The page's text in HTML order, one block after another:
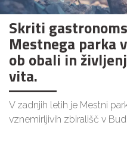
Skriti
Mestnega parka
ob obali in
vita.
V zadnjih letih je Mestni
vznemirljivih zbirališč v